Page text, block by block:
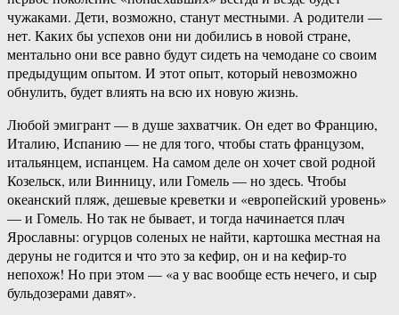
чужаками. Дети, возможно, станут местными. А родители —
нет. Каких бы успехов они ни добились в новой стране,
ментально они все равно будут сидеть на чемодане со своим
предыдущим опытом. И этот опыт, который невозможно
обнулить, будет влиять на всю их новую жизнь.
Любой эмигрант — в душе захватчик. Он едет во Францию,
Италию, Испанию — не для того, чтобы стать французом,
итальянцем, испанцем. На самом деле он хочет свой родной
Козельск, или Винницу, или Гомель — но здесь. Чтобы
океанский пляж, дешевые креветки и «европейский уровень»
— и Гомель. Но так не бывает, и тогда начинается плач
Ярославны: огурцов соленых не найти, картошка местная на
деруны не годится и что это за кефир, он и на кефир-то
непохож! Но при этом — «а у вас вообще есть нечего, и сыр
бульдозерами давят».